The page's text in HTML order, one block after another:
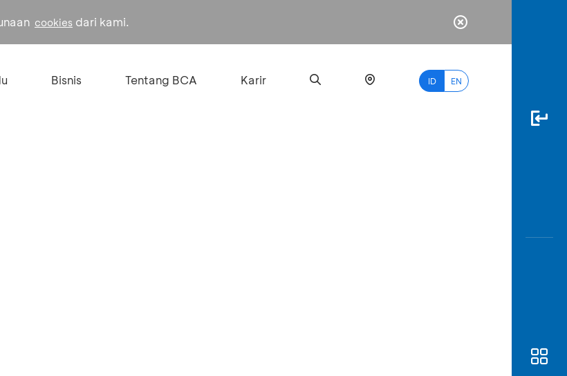
cookies dari kami.
Bisnis Tentang BCA Karir ID EN
Buka